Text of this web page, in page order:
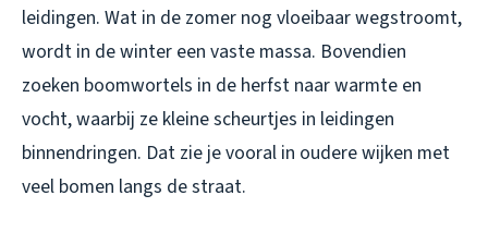
leidingen. Wat in de zomer nog vloeibaar wegstroomt,
wordt in de winter een vaste massa. Bovendien
zoeken boomwortels in de herfst naar warmte en
vocht, waarbij ze kleine scheurtjes in leidingen
binnendringen. Dat zie je vooral in oudere wijken met
veel bomen langs de straat.